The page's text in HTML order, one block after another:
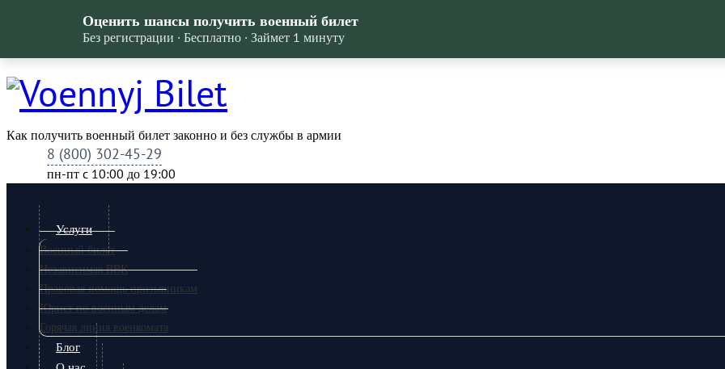
Как получить военный билет законно и без службы в армии
8 (800) 302-45-29
пн-пт c 10:00 до 19:00
Услуги
Военный билет
Независимая ВВК
Правовая помощь призывникам
Юрист по военным делам
Горячая линия военкомата
Блог
Оценить шансы получить военный билет
Без регистрации · Бесплатно · Займет 1 минуту